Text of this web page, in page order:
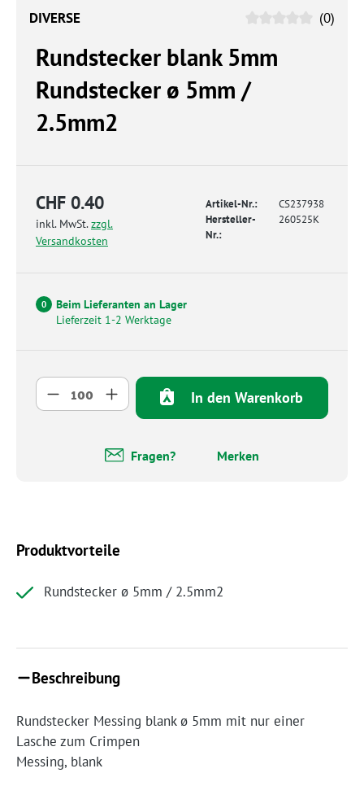
DIVERSE (0)
Rundstecker blank 5mm
Rundstecker ø 5mm /
2.5mm2
CHF 0.40
inkl. MwSt.zzgl.
Versandkosten
Artikel-Nr.:
CS237938
Hersteller-
Nr.:
260525K
0
Beim Lieferanten an Lager
Lieferzeit 1-2 Werktage
Produkt Anzahl: Gib den gewünschten
In den Warenkorb
Fragen? Merken
Produktvorteile
Rundstecker ø 5mm / 2.5mm2
Beschreibung
Rundstecker Messing blank ø 5mm mit nur einer
Lasche zum Crimpen
Messing, blank